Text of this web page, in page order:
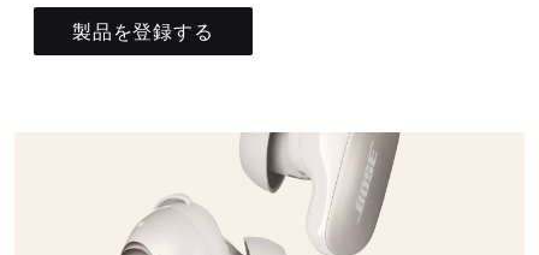
製品を登録する